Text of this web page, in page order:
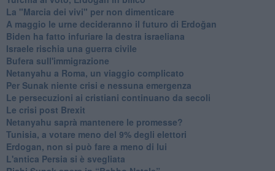
La "Marcia dei vivi" per non dimenticare
A maggio le urne decideranno il futuro di Erdoğan
Biden ha fatto infuriare la destra israeliana
Israele rischia una guerra civile
Bufera sull'immigrazione
Netanyahu a Roma, un viaggio complicato
Per Sunak niente crisi e nessuna emergenza
Le persecuzioni ai cristiani continuano da secoli
Le crisi post Brexit
Netanyahu saprà mantenere le promesse?
Tunisia, a votare meno del 9% degli elettori
Erdogan, non si può fare a meno di lui
L'antica Persia si è svegliata